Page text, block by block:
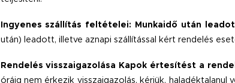
Ingyenes szállítás feltételei: Munkaidő után
után) leadott, illetve aznapi szállítással kért rendelés
Rendelés visszaigazolása Kapok értesítést a
óráig nem érkezik visszaigazolás, kérjük,